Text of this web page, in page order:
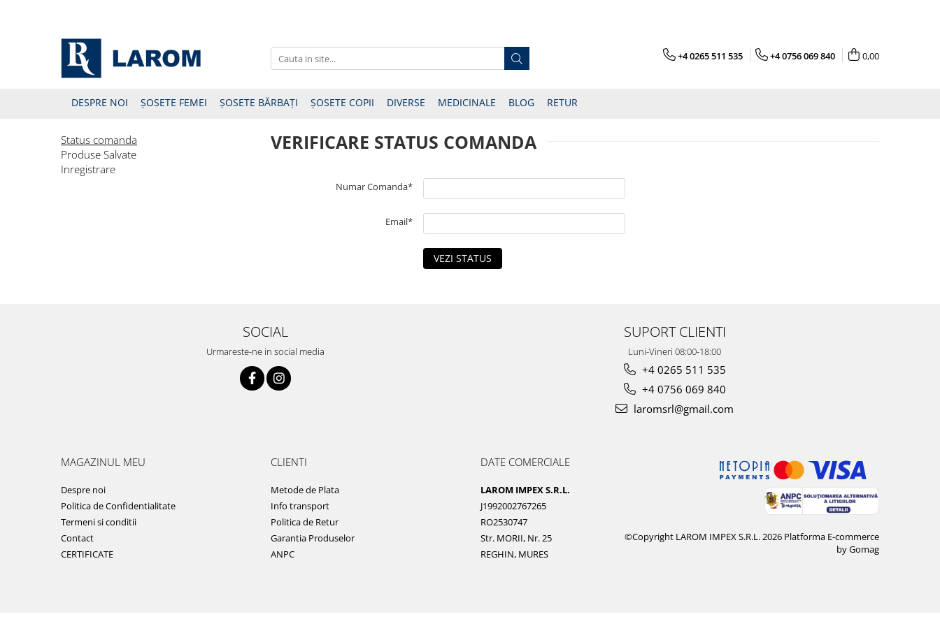
+4 0265 511 535 +4 0756 069 840 0,00
DESPRE NOI ȘOSETE FEMEI ȘOSETE BĂRBAȚI ȘOSETE COPII DIVERSE MEDICINALE BLOG RETUR
Status comanda
Produse Salvate
Inregistrare
VERIFICARE STATUS COMANDA
Numar Comanda*
Email*
VEZI STATUS
SOCIAL
Urmareste-ne in social media
SUPORT CLIENTI
Luni-Vineri 08:00-18:00
+4 0265 511 535
+4 0756 069 840
laromsrl@gmail.com
MAGAZINUL MEU
Despre noi
Politica de Confidentialitate
Termeni si conditii
Contact
CERTIFICATE
CLIENTI
Metode de Plata
Info transport
Politica de Retur
Garantia Produselor
ANPC
DATE COMERCIALE
LAROM IMPEX S.R.L.
J1992002767265
RO2530747
Str. MORII, Nr. 25
REGHIN, MURES
©Copyright LAROM IMPEX S.R.L. 2026 Platforma E-commerce
by Gomag